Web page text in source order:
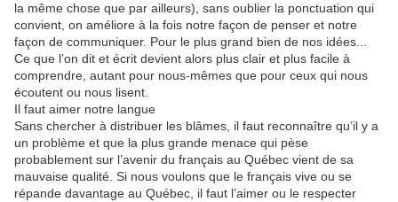
la même chose que par ailleurs), sans oublier la ponctuation qui
convient, on améliore à la fois notre façon de penser et notre
façon de communiquer. Pour le plus grand bien de nos idées...
Ce que l’on dit et écrit devient alors plus clair et plus facile à
comprendre, autant pour nous-mêmes que pour ceux qui nous
écoutent ou nous lisent.
Il faut aimer notre langue
Sans chercher à distribuer les blâmes, il faut reconnaître qu’il y a
un problème et que la plus grande menace qui pèse
probablement sur l’avenir du français au Québec vient de sa
mauvaise qualité. Si nous voulons que le français vive ou se
répande davantage au Québec, il faut l’aimer ou le respecter